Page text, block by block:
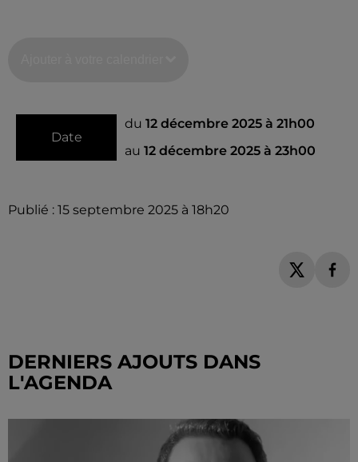
Date
du 12 décembre 2025 à 21h00
au 12 décembre 2025 à 23h00
Publié : 15 septembre 2025 à 18h20
DERNIERS AJOUTS DANS
L'AGENDA